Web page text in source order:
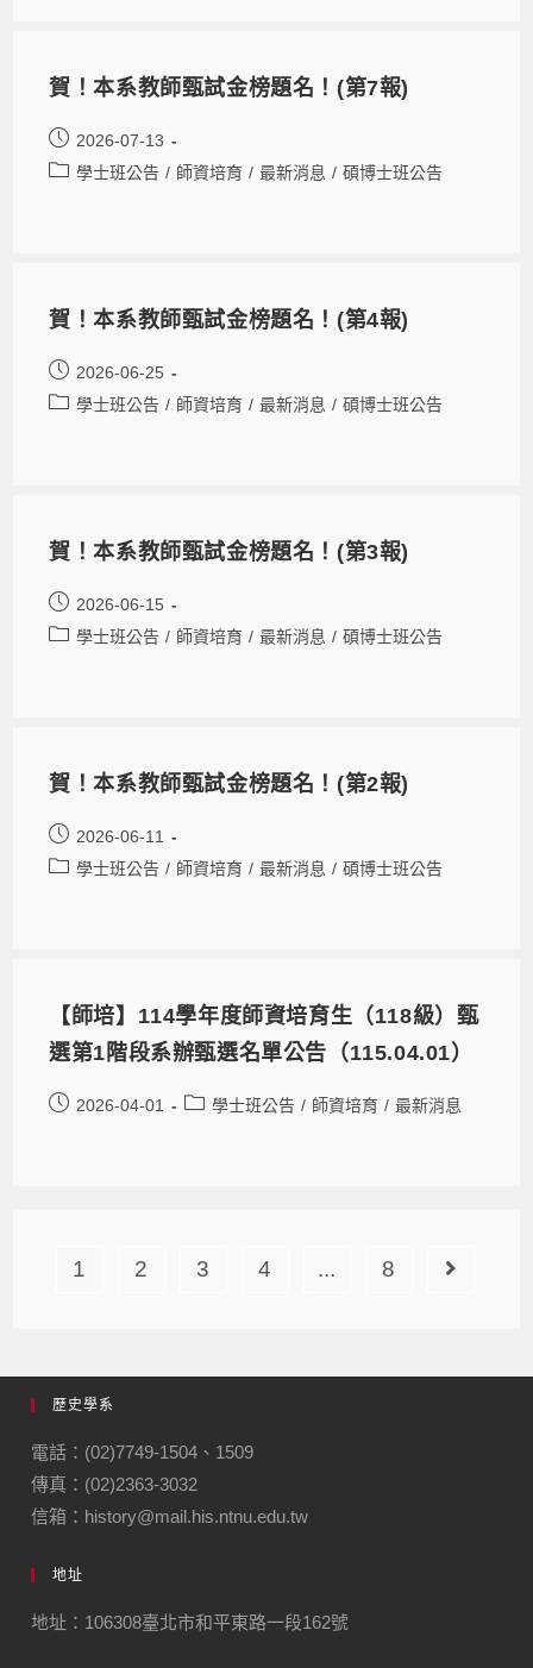
賀！本系教師甄試金榜題名！(第7報)
2026-07-13
學士班公告 / 師資培育 / 最新消息 / 碩博士班公告
賀！本系教師甄試金榜題名！(第4報)
2026-06-25
學士班公告 / 師資培育 / 最新消息 / 碩博士班公告
賀！本系教師甄試金榜題名！(第3報)
2026-06-15
學士班公告 / 師資培育 / 最新消息 / 碩博士班公告
賀！本系教師甄試金榜題名！(第2報)
2026-06-11
學士班公告 / 師資培育 / 最新消息 / 碩博士班公告
【師培】114學年度師資培育生（118級）甄
選第1階段系辦甄選名單公告（115.04.01）
2026-04-01 學士班公告 / 師資培育 / 最新消息
1 2 3 4 ... 8
歷史學系
電話：(02)7749-1504、1509
傳真：(02)2363-3032
信箱：history@mail.his.ntnu.edu.tw
地址
地址：106308臺北市和平東路一段162號